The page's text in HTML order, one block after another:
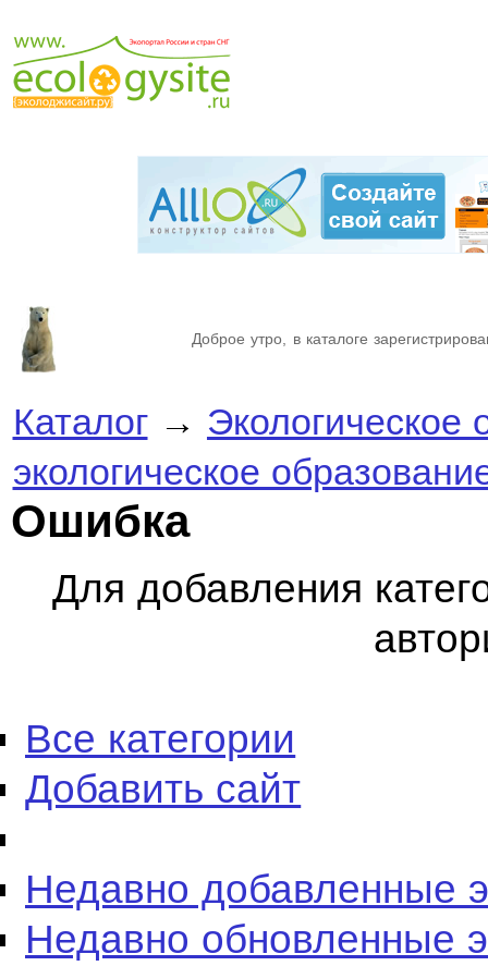
Доброе утро, в каталоге
Каталог→ Экологическое
экологическое
Ошибка
Для добавления
Все категории
Добавить сайт
Недавно добавленные
Недавно обновленные